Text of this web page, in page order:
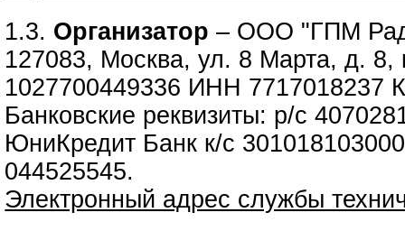
1.3. Организатор– ООО "ГПМ
127083, Москва, ул. 8 Марта, д.
1027700449336 ИНН 7717018237
Банковские реквизиты: р/с
ЮниКредит Банк к/с
044525545.
Электронный адрес службы